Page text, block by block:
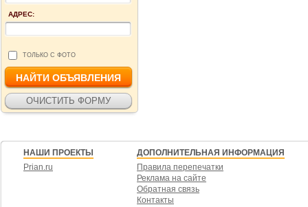
АДРЕС:
ТОЛЬКО С ФОТО
НАШИ ПРОЕКТЫ
Prian.ru
ДОПОЛНИТЕЛЬНАЯ ИНФОРМАЦИЯ
Правила перепечатки
Реклама на сайте
Обратная связь
Контакты